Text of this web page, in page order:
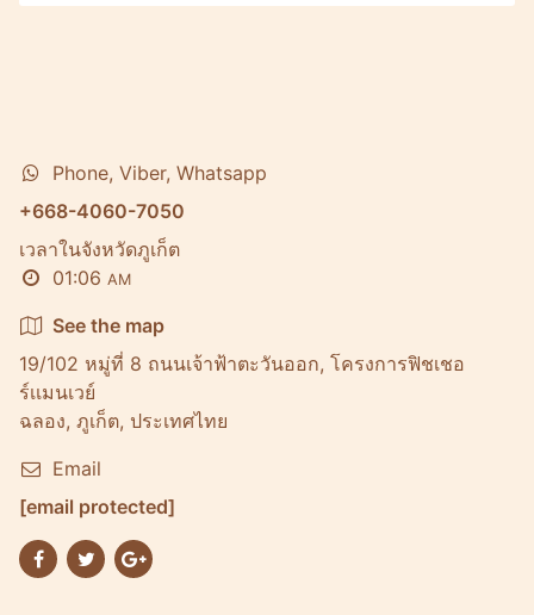
Phone, Viber, Whatsapp
+668-4060-7050
เวลาในจังหวัดภูเก็ต
01:06 AM
See the map
19/102 หมู่ที่ 8 ถนนเจ้าฟ้าตะวันออก, โครงการฟิชเชอ
ร์เเมนเวย์
ฉลอง, ภูเก็ต, ประเทศไทย
Email
[email protected]